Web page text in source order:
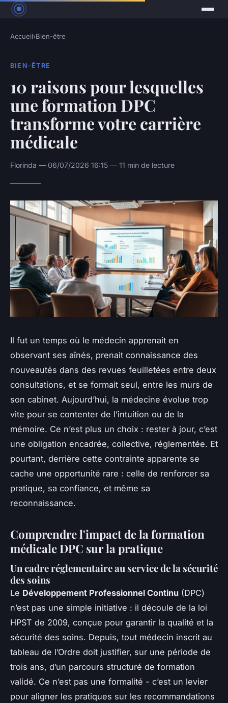
Accueil›Bien-être
BIEN-ÊTRE
10 raisons pour lesquelles
une formation DPC
transforme votre carrière
médicale
Florinda — 06/07/2026 16:15 — 11 min de lecture
Il fut un temps où le médecin apprenait en
observant ses aînés, prenait connaissance des
nouveautés dans des revues feuilletées entre deux
consultations, et se formait seul, entre les murs de
son cabinet. Aujourd’hui, la médecine évolue trop
vite pour se contenter de l’intuition ou de la
mémoire. Ce n’est plus un choix : rester à jour, c’est
une obligation encadrée, collective, réglementée. Et
pourtant, derrière cette contrainte apparente se
cache une opportunité rare : celle de renforcer sa
pratique, sa confiance, et même sa
reconnaissance.
Comprendre l'impact de la formation
médicale DPC sur la pratique
Un cadre réglementaire au service de la sécurité
des soins
Le Développement Professionnel Continu (DPC)
n’est pas une simple initiative : il découle de la loi
HPST de 2009, conçue pour garantir la qualité et la
sécurité des soins. Depuis, tout médecin inscrit au
tableau de l’Ordre doit justifier, sur une période de
trois ans, d’un parcours structuré de formation
validé. Ce n’est pas une formalité - c’est un levier
pour aligner les pratiques sur les recommandations